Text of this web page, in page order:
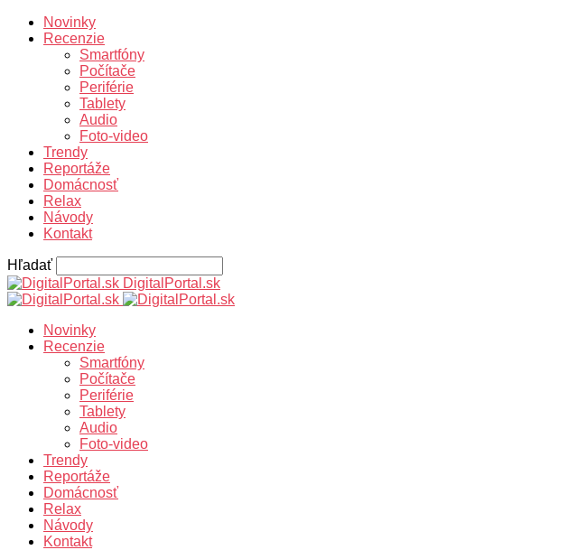
Novinky
Recenzie
Smartfóny
Počítače
Periférie
Tablety
Audio
Foto-video
Trendy
Reportáže
Domácnosť
Relax
Návody
Kontakt
Hľadať
DigitalPortal.sk
Novinky
Recenzie
Smartfóny
Počítače
Periférie
Tablety
Audio
Foto-video
Trendy
Reportáže
Domácnosť
Relax
Návody
Kontakt